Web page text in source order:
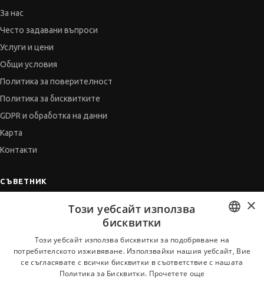
За нас
Често задавани въпроси
Услуги и цени
Общи условия
Политика за поверителност
Политика за бисквитките
GDPR и обработка на данни
Карта
Контакти
СЪВЕТНИК
Когато получим оферта
BULGARIAN
ENGLISH
×
Този уебсайт използва
бисквитки
Този уебсайт използва бисквитки за подобряване на
потребителското изживяване. Използвайки нашия уебсайт, Вие
се съгласявате с всички бисквитки в съответствие с нашата
Политика за Бисквитки. Прочетете още